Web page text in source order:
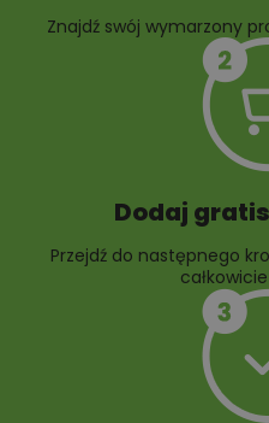
10 projektów rabat
Znajdź swój wymarzony
Dodaj
Przejdź do następnego